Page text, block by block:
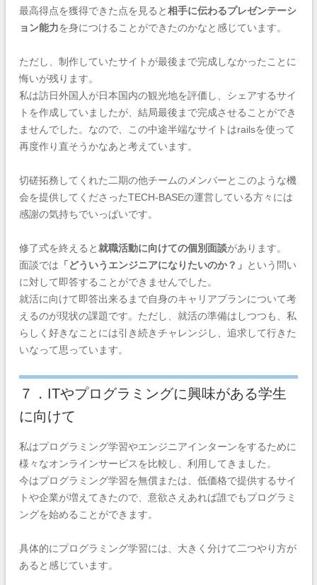
最高得点を獲得できた点を見ると相手に伝わるプレゼンテーシ
ョン能力を身につけることができたのかなと感じています。
ただし、制作していたサイトが最後まで完成しなかったことに
悔いが残ります。
私は訪日外国人が日本国内の観光地を評価し、シェアするサイ
トを作成していましたが、結局最後まで完成させることができ
ませんでした。なので、この中途半端なサイトはrailsを使って
再度作り直そうかなあと考えています。
切磋拓務してくれた二期の他チームのメンバーとこのような機
会を提供してくださったTECH-BASEの運営している方々には
感謝の気持ちでいっぱいです。
修了式を終えると就職活動に向けての個別面談があります。
面談では 「どういうエンジニアになりたいのか？」 という問い
に対して即答することができませんでした。
就活に向けて即答出来るまで自身のキャリアプランについて考
えるのが現状の課題です。ただし、就活の準備はしつつも、私
らしく好きなことには引き続きチャレンジし、追求して行きた
いなって思っています。
７．ITやプログラミングに興味がある学生
に向けて
私はプログラミング学習やエンジニアインターンをするために
様々なオンラインサービスを比較し、利用してきました。
今はプログラミング学習を無償または、低価格で提供するサイ
トや企業が増えてきたので、意欲さえあれば誰でもプログラミ
ングを始めることができます。
具体的にプログラミング学習には、大きく分けて二つやり方が
あると感じています。